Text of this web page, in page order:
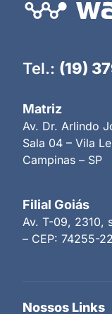
Tel.: (19)
Matriz
Av. Dr. Arlindo
Sala 04 – Vila
Campinas – SP
Filial Goiás
Av. T-09, 2310,
– CEP: 74255-